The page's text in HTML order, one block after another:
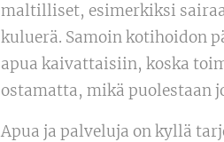
maltilliset, esimerkiksi
kuluerä. Samoin kotihoidon
apua kaivattaisiin, koska
ostamatta, mikä puolestaan
Apua ja palveluja on kyllä